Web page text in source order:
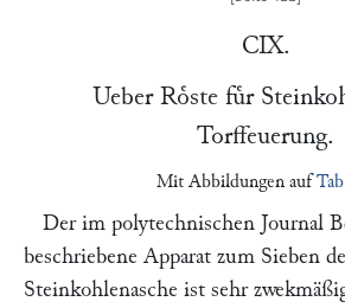
CIX.
Ueber Roͤste fuͤr
Torffeuerung.
Mit Abbildungen auf
Der im polytechnischen Journal
beschriebene Apparat zum Sieben
Steinkohlenasche ist sehr